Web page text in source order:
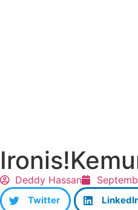
Deddy Hassan
Twitter